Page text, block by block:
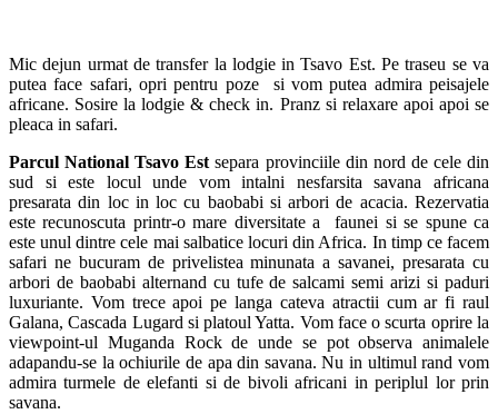
Mic dejun urmat de transfer la lodgie in Tsavo Est. Pe traseu se va
putea face safari, opri pentru poze si vom putea admira peisajele
africane. Sosire la lodgie & check in. Pranz si relaxare apoi apoi se
pleaca in safari.
Parcul National Tsavo Est separa provinciile din nord de cele din
sud si este locul unde vom intalni nesfarsita savana africana
presarata din loc in loc cu baobabi si arbori de acacia. Rezervatia
este recunoscuta printr-o mare diversitate a faunei si se spune ca
este unul dintre cele mai salbatice locuri din Africa. In timp ce facem
safari ne bucuram de privelistea minunata a savanei, presarata cu
arbori de baobabi alternand cu tufe de salcami semi arizi si paduri
luxuriante. Vom trece apoi pe langa cateva atractii cum ar fi raul
Galana, Cascada Lugard si platoul Yatta. Vom face o scurta oprire la
viewpoint-ul Muganda Rock de unde se pot observa animalele
adapandu-se la ochiurile de apa din savana. Nu in ultimul rand vom
admira turmele de elefanti si de bivoli africani in periplul lor prin
savana.